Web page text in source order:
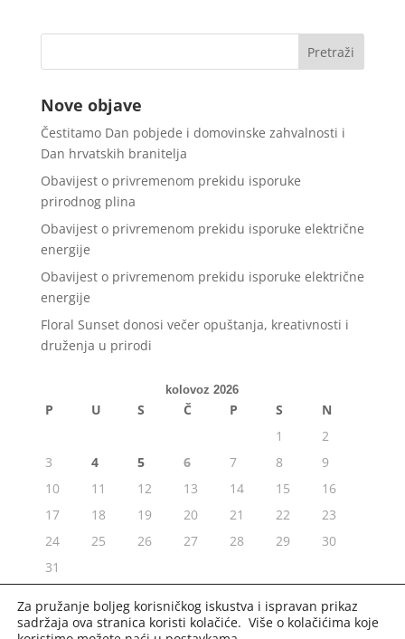
Nove objave
Čestitamo Dan pobjede i domovinske zahvalnosti i
Dan hrvatskih branitelja
Obavijest o privremenom prekidu isporuke
prirodnog plina
Obavijest o privremenom prekidu isporuke električne
energije
Obavijest o privremenom prekidu isporuke električne
energije
Floral Sunset donosi večer opuštanja, kreativnosti i
druženja u prirodi
kolovoz 2026
P U S Č P S
N
1
2
3
4 5 6 7 8
9
10
11 12 13 14 15
16
17
18 19 20 21 22
23
24
25 26 27 28 29
30
31
« srp
Za pružanje boljeg korisničkog iskustva i ispravan prikaz
sadržaja ova stranica koristi kolačiće. Više o kolačićima koje